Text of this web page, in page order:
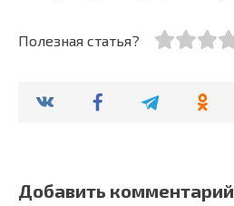
Полезная статья?
Добавить комментарий